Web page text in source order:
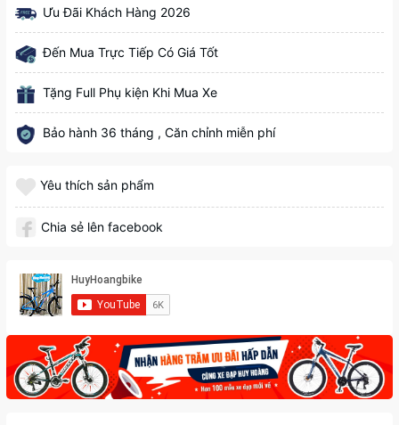
Ưu Đãi Khách Hàng 2026
Đến Mua Trực Tiếp Có Giá Tốt
Tặng Full Phụ kiện Khi Mua Xe
Bảo hành 36 tháng , Căn chỉnh miễn phí
Yêu thích sản phẩm
Chia sẻ lên facebook